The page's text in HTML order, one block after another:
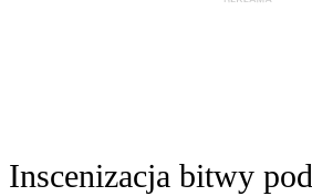
Inscenizacja bitwy pod